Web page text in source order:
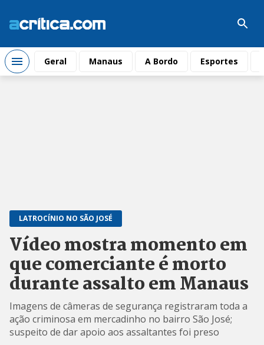
Geral Manaus A Bordo Esportes
LATROCÍNIO NO SÃO JOSÉ
Vídeo mostra momento em
que comerciante é morto
durante assalto em Manaus
Imagens de câmeras de segurança registraram toda a
ação criminosa em mercadinho no bairro São José;
suspeito de dar apoio aos assaltantes foi preso